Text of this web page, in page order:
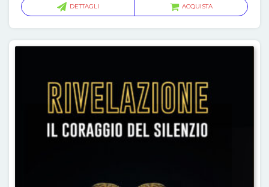
DETTAGLI ACQUISTA